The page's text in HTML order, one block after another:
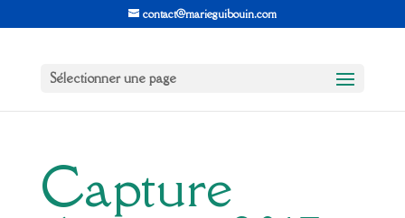
contact@marieguibouin.com
Sélectionner une page
Capture